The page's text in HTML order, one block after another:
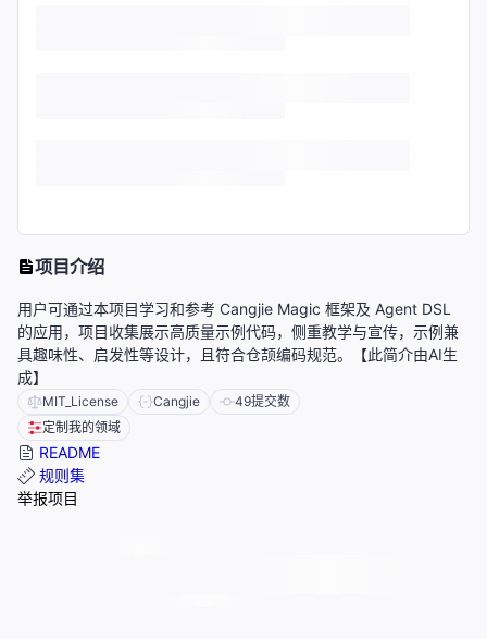
项目介绍
用户可通过本项目学习和参考 Cangjie Magic 框架及 Agent DSL
的应用，项目收集展示高质量示例代码，侧重教学与宣传，示例兼
具趣味性、启发性等设计，且符合仓颉编码规范。【此简介由AI生
成】
MIT_License Cangjie 49提交数
定制我的领域
README
规则集
举报项目